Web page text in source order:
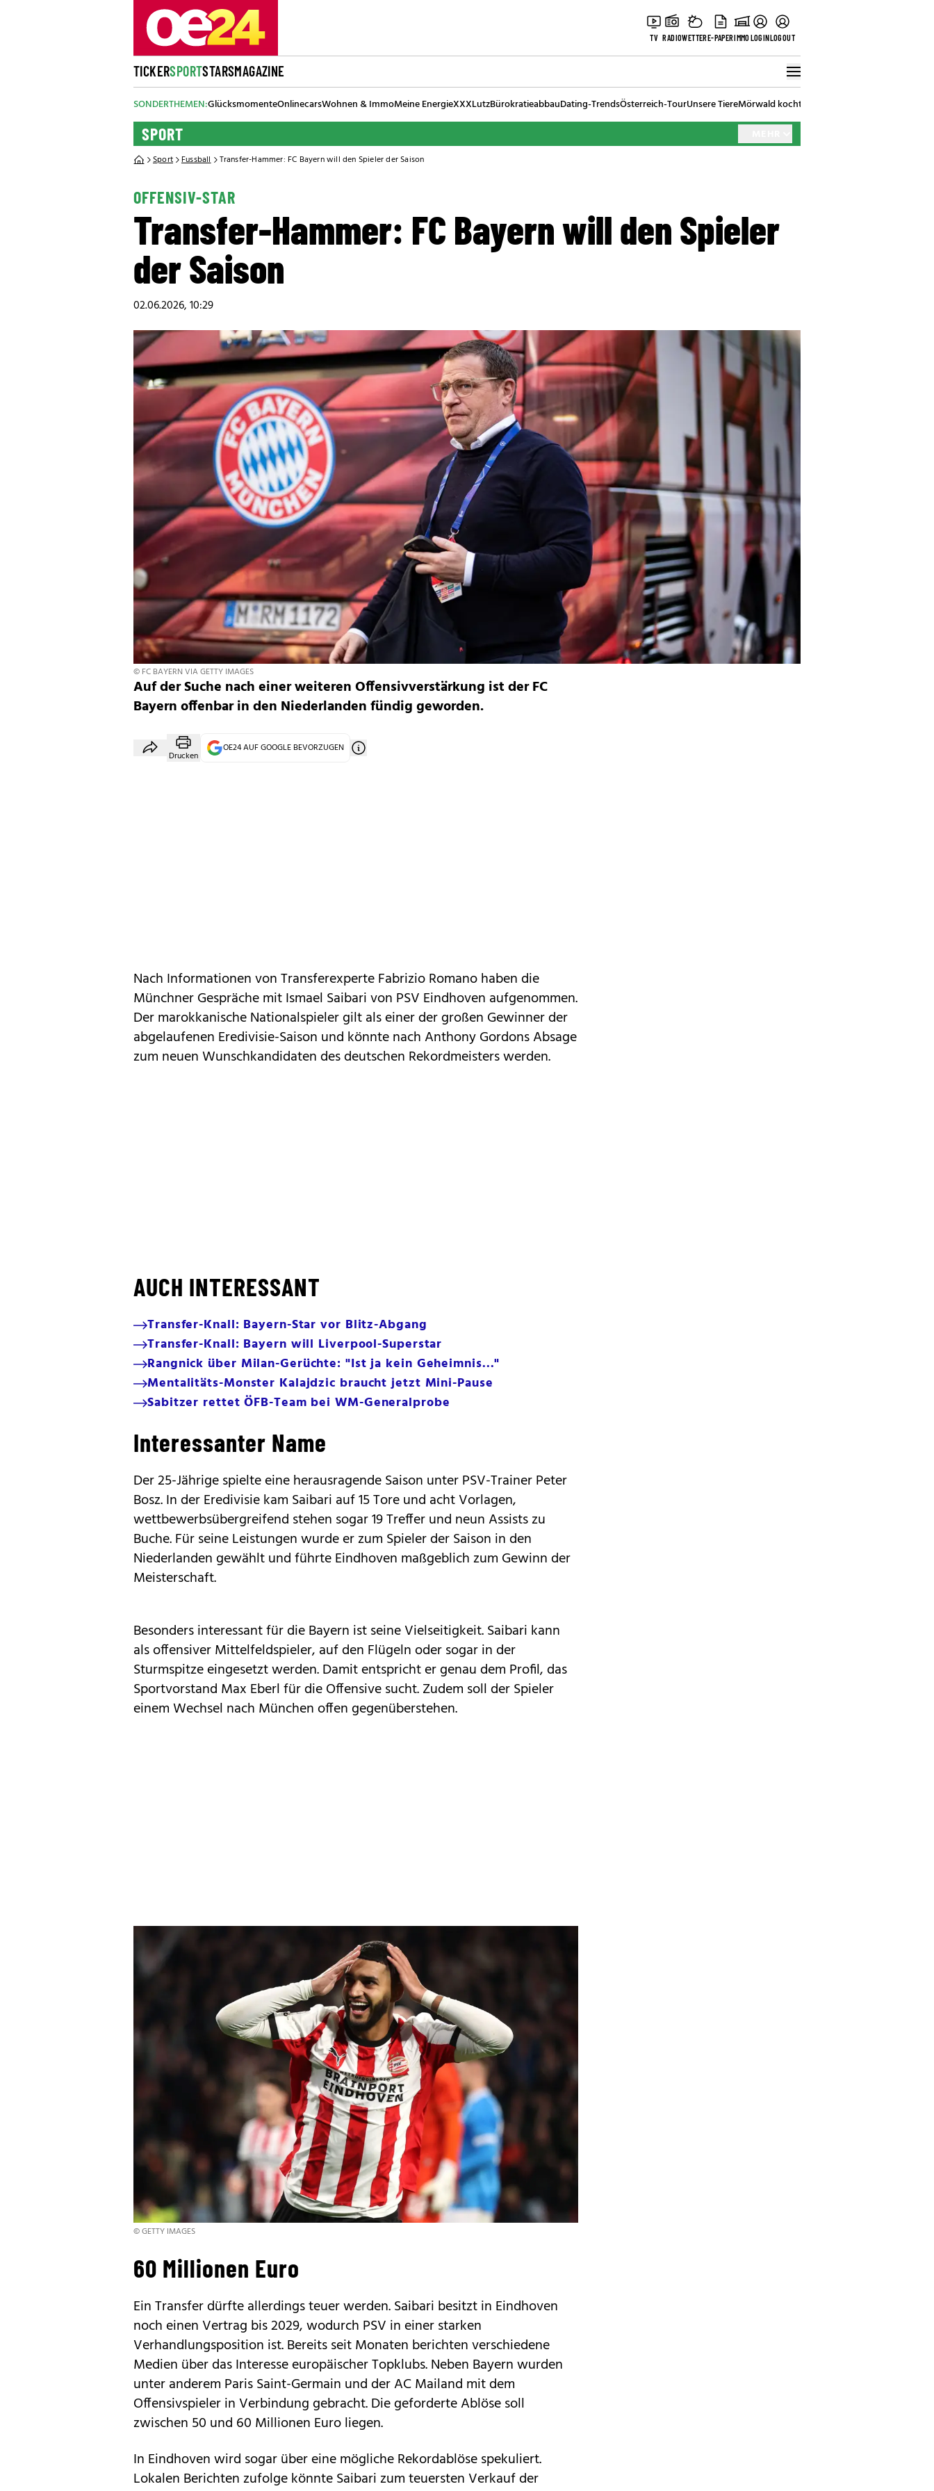
TV RADIOWETTERE-PAPERIMMOLOGINLOGOUT
TICKERSPORTSTARSMAGAZINE
SONDERTHEMEN:GlücksmomenteOnlinecarsWohnen & ImmoMeine EnergieXXXLutzBürokratieabbauDating-TrendsÖsterreich-TourUnsere TiereMörwald kocht
SPORT
Sport Fussball Transfer-Hammer: FC Bayern will den Spieler der Saison
OFFENSIV-STAR
Transfer-Hammer: FC Bayern will den Spieler
der Saison
02.06.2026, 10:29
© FC BAYERN VIA GETTY IMAGES
Auf der Suche nach einer weiteren Offensivverstärkung ist der FC
Bayern offenbar in den Niederlanden fündig geworden.
Drucken
OE24 AUF GOOGLE BEVORZUGEN
Nach Informationen von Transferexperte Fabrizio Romano haben die
Münchner Gespräche mit Ismael Saibari von PSV Eindhoven aufgenommen.
Der marokkanische Nationalspieler gilt als einer der großen Gewinner der
abgelaufenen Eredivisie-Saison und könnte nach Anthony Gordons Absage
zum neuen Wunschkandidaten des deutschen Rekordmeisters werden.
AUCH INTERESSANT
Transfer-Knall: Bayern-Star vor Blitz-Abgang
Transfer-Knall: Bayern will Liverpool-Superstar
Rangnick über Milan-Gerüchte: "Ist ja kein Geheimnis..."
Mentalitäts-Monster Kalajdzic braucht jetzt Mini-Pause
Sabitzer rettet ÖFB-Team bei WM-Generalprobe
Interessanter Name
Der 25-Jährige spielte eine herausragende Saison unter PSV-Trainer Peter
Bosz. In der Eredivisie kam Saibari auf 15 Tore und acht Vorlagen,
wettbewerbsübergreifend stehen sogar 19 Treffer und neun Assists zu
Buche. Für seine Leistungen wurde er zum Spieler der Saison in den
Niederlanden gewählt und führte Eindhoven maßgeblich zum Gewinn der
Meisterschaft.
Besonders interessant für die Bayern ist seine Vielseitigkeit. Saibari kann
als offensiver Mittelfeldspieler, auf den Flügeln oder sogar in der
Sturmspitze eingesetzt werden. Damit entspricht er genau dem Profil, das
Sportvorstand Max Eberl für die Offensive sucht. Zudem soll der Spieler
einem Wechsel nach München offen gegenüberstehen.
© GETTY IMAGES
60 Millionen Euro
Ein Transfer dürfte allerdings teuer werden. Saibari besitzt in Eindhoven
noch einen Vertrag bis 2029, wodurch PSV in einer starken
Verhandlungsposition ist. Bereits seit Monaten berichten verschiedene
Medien über das Interesse europäischer Topklubs. Neben Bayern wurden
unter anderem Paris Saint-Germain und der AC Mailand mit dem
Offensivspieler in Verbindung gebracht. Die geforderte Ablöse soll
zwischen 50 und 60 Millionen Euro liegen.
In Eindhoven wird sogar über eine mögliche Rekordablöse spekuliert.
Lokalen Berichten zufolge könnte Saibari zum teuersten Verkauf der